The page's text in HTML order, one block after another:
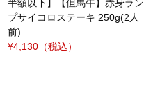
半額以下】【但馬牛】赤身ラン
プサイコロステーキ 250g(2人
前)
¥4,130 （税込）